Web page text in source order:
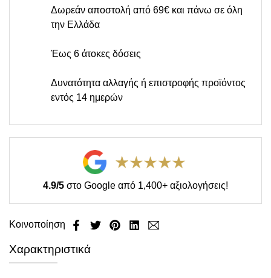
Δωρεάν αποστολή από 69€ και πάνω σε όλη
την Ελλάδα
Έως 6 άτοκες δόσεις
Δυνατότητα αλλαγής ή επιστροφής προϊόντος
εντός 14 ημερών
4.9/5 στο Google από 1,400+ αξιολογήσεις!
Κοινοποίηση
Χαρακτηριστικά